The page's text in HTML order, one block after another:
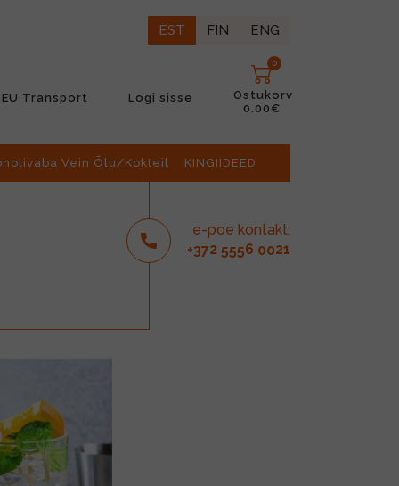
EST FIN ENG
EU Transport Logi sisse
0
Ostukorv
0.00€
Vein Õlu/Kokteil KINGIIDEED
e-poe kontakt:
+372 5556 0021